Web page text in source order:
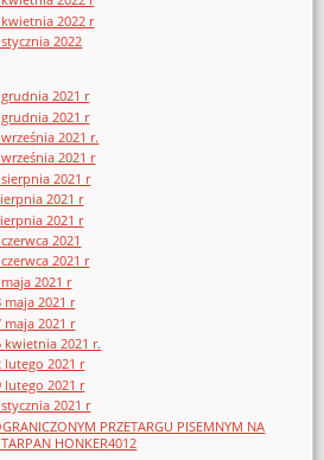
2022 r
2022
2021 r
2021 r
2021 r.
2021 r
2021 r
2021 r
2021 r
2021
2021 r
2021 r
maja 2021 r
maja 2021 r
kwietnia 2021 r.
lutego 2021 r
lutego 2021 r
2021 r
PRZETARGU PISEMNYM NA
HONKER4012